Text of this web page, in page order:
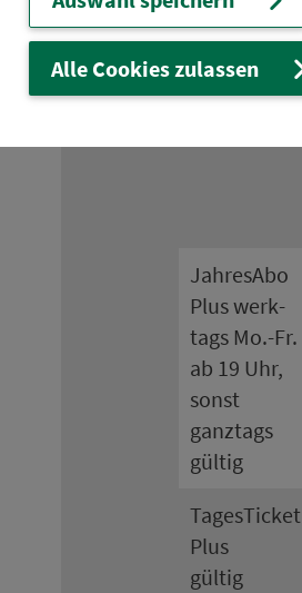
JahresAbo
Plus werk­
tags Mo.-Fr.
ab 19 Uhr,
sonst
ganztags
gültig
TagesTicket
Plus
gültig
Alle Cookies zulassen